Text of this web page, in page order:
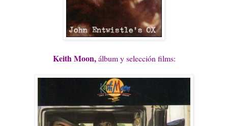
Keith Moon,álbum y selección films: